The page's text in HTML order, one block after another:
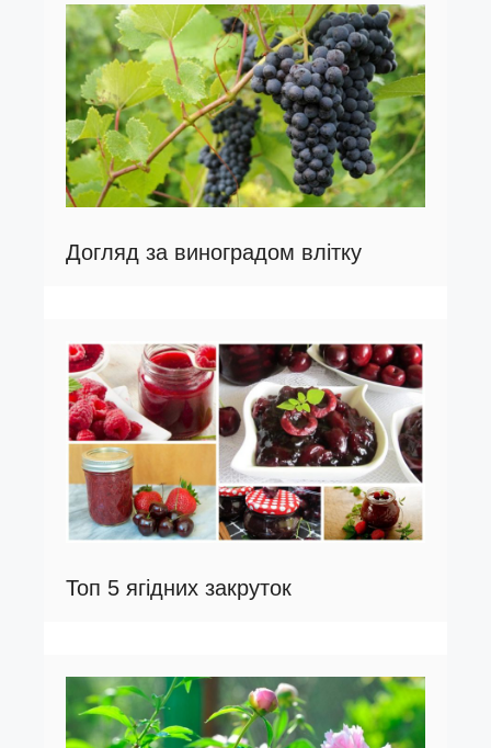
Догляд за виноградом влітку
Топ 5 ягідних закруток